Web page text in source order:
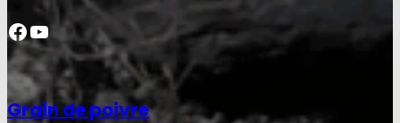
Facebook YouTube
Grain de poivre